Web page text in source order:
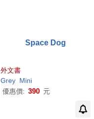
Space Dog
外文書
Grey Mini
優惠價: 390 元